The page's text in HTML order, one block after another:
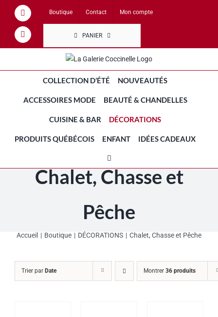
Passer
contenu
Facebook
Instagram
Boutique Contact Mon compte
PANIER
COLLECTION D’ÉTÉ NOUVEAUTÉS
ACCESSOIRES MODE BEAUTÉ & CHANDELLES
CUISINE & BAR DÉCORATIONS
PRODUITS QUÉBÉCOIS ENFANT IDÉES CADEAUX
Chalet, Chasse et
Pêche
Accueil Boutique DÉCORATIONS Chalet, Chasse et Pêche
Trier par Date Montrer 36 produits